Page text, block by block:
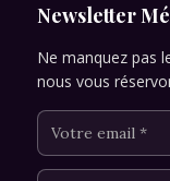
Newsletter
Ne manquez pas
nous vous